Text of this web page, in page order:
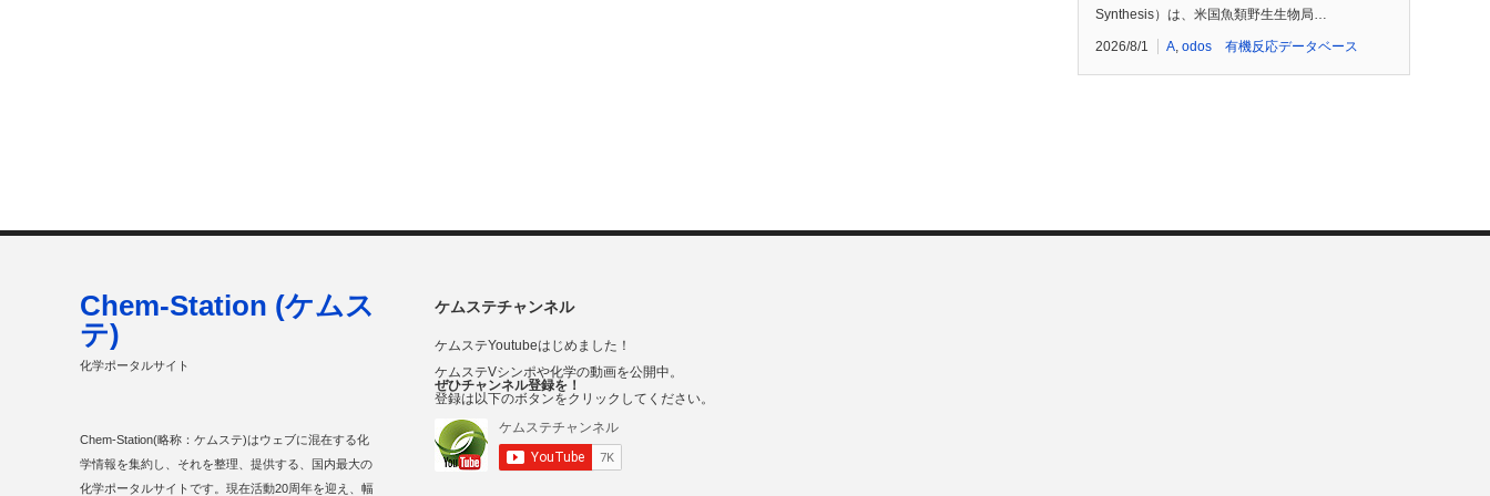
Synthesis）は、米国魚類野生生物局…
2026/8/1 A, odos 有機反応データベース
ケムステチャンネル
ケムステYoutubeはじめました！
ケムステVシンポや化学の動画を公開中。
ぜひチャンネル登録を！
登録は以下のボタンをクリックしてください。
Chem-Station (ケムス
テ)
化学ポータルサイト
Chem-Station(略称：ケムステ)はウェブに混在する化
学情報を集約し、それを整理、提供する、国内最大の
化学ポータルサイトです。現在活動20周年を迎え、幅